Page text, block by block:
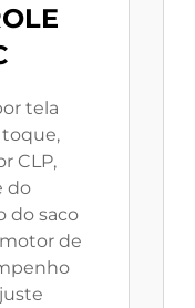
tela
toque,
CLP,
do
do saco
de